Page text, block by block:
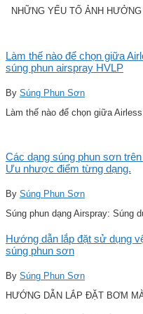
NHỮNG YẾU TỐ ẢNH HƯỞNG
Làm thế nào để chọn giữa
súng phun airspray HVLP
By Súng Phun Sơn
Làm thế nào để chọn giữa
Các dạng súng phun sơn
Ưu nhược điểm từng dạng.
By Súng Phun Sơn
Súng phun dạng Airspray: Súng
Hướng dẫn lắp đặt sử dụng
súng phun sơn
By Súng Phun Sơn
HƯỚNG DẪN LẮP ĐẶT BƠM